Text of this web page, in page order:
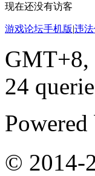
现在还没有访客
游戏论坛手机版|违
GMT+8,
24
Powered
© 2014-